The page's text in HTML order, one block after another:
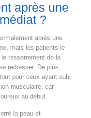
après une
?
après une
mais les patients le
resserrement de la
redresser. De plus,
pour ceux ayant subi
musculaire, car
au début.
la peau et